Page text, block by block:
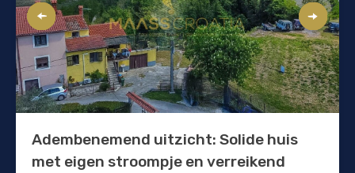
Adembenemend uitzicht: Solide huis
met eigen stroompje en verreikend